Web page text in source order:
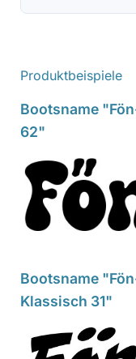
Produktbeispiele
Bootsname
62"
Bootsname
Klassisch 31"